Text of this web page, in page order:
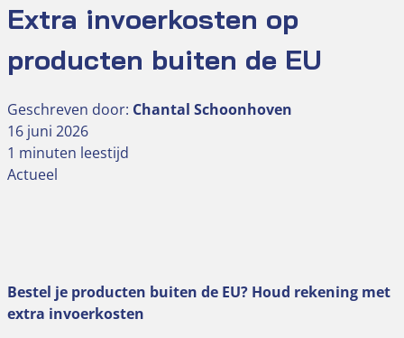
Extra invoerkosten op
producten buiten de EU
Geschreven door: Chantal Schoonhoven
16 juni 2026
1 minuten leestijd
Actueel
Bestel je producten buiten de EU? Houd rekening met
extra invoerkosten